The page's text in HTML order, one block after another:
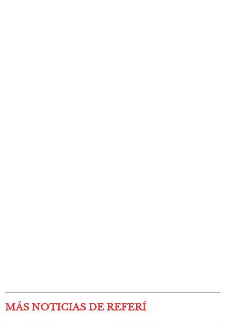
MÁS NOTICIAS DE REFERÍ